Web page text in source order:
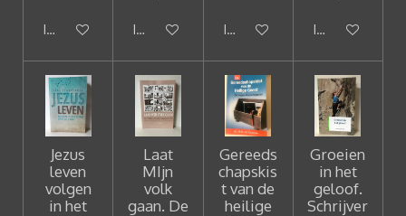
In winkelwagenIn winkelwagenIn winkelwagenIn winkelwagen
Jezus
leven
volgen
in het
Laat
MIjn
volk
gaan. De
Gereeds
chapskis
t van de
heilige
Groeien
in het
geloof.
Schrijver